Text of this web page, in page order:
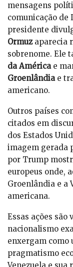
mensagens
comunicação de
presidente
Ormuzaparecia
sobrenome. Ele
da Américae
Groenlândiae
americano.
Outros países
citados em
dos Estados
imagem gerada
por Trump
europeus onde,
Groenlândia e a
americana.
Essas ações
nacionalismo
enxergam como
pragmatismo